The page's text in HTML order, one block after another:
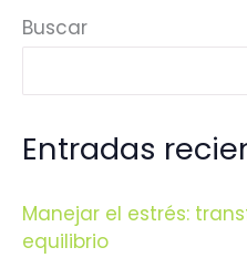
Buscar
Entradas
Manejar el estrés:
equilibrio